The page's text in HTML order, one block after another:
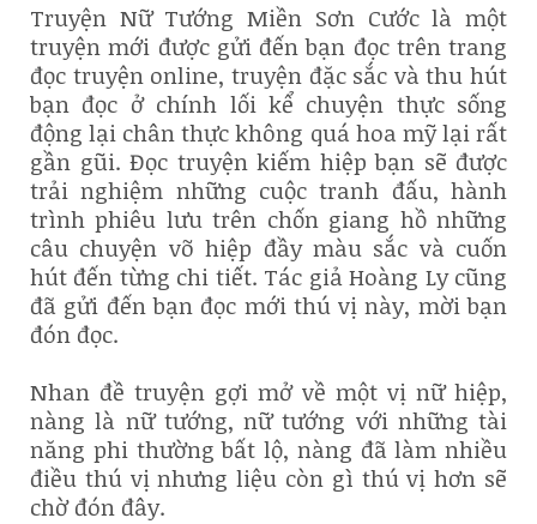
Truyện Nữ Tướng Miền Sơn Cước là một
truyện mới được gửi đến bạn đọc trên trang
đọc truyện online, truyện đặc sắc và thu hút
bạn đọc ở chính lối kể chuyện thực sống
động lại chân thực không quá hoa mỹ lại rất
gần gũi. Đọc truyện kiếm hiệp bạn sẽ được
trải nghiệm những cuộc tranh đấu, hành
trình phiêu lưu trên chốn giang hồ những
câu chuyện võ hiệp đầy màu sắc và cuốn
hút đến từng chi tiết. Tác giả Hoàng Ly cũng
đã gửi đến bạn đọc mới thú vị này, mời bạn
đón đọc.
Nhan đề truyện gợi mở về một vị nữ hiệp,
nàng là nữ tướng, nữ tướng với những tài
năng phi thường bất lộ, nàng đã làm nhiều
điều thú vị nhưng liệu còn gì thú vị hơn sẽ
chờ đón đây.